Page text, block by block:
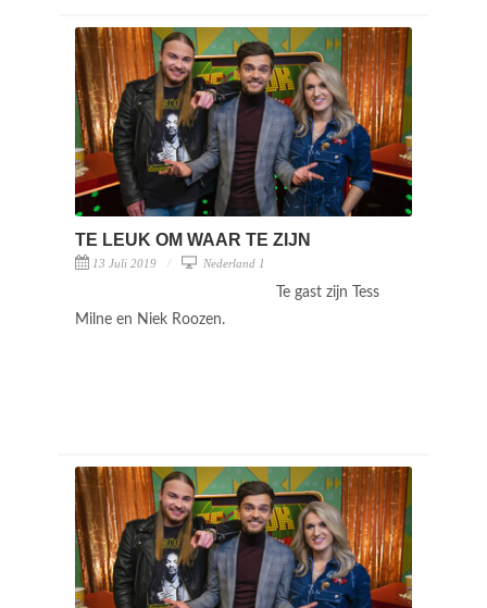
TE LEUK OM WAAR TE ZIJN
13 Juli 2019 Nederland 1
Te gast zijn Tess
Milne en Niek Roozen.